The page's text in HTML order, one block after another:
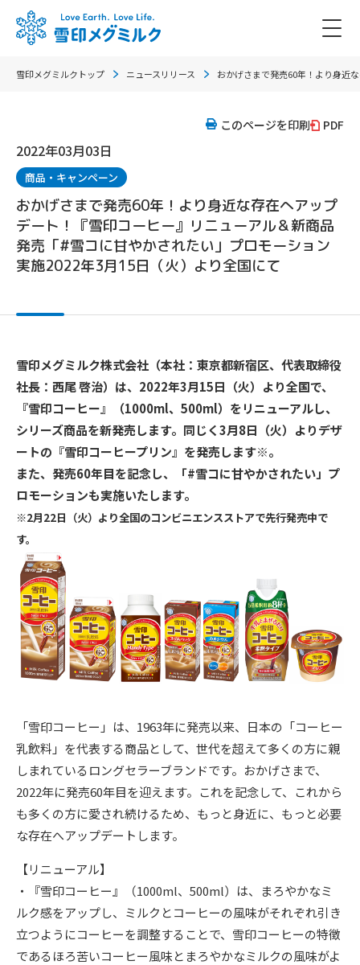
雪印メグミルクトップ ニュースリリース おかげさまで発売60年！より身近
このページを印刷 PDF
2022年03月03日
商品・キャンペーン
おかげさまで発売60年！より身近な存在へアップ
デート！『雪印コーヒー』リニューアル＆新商品
発売「#雪コに甘やかされたい」プロモーション
実施2022年3月15日（火）より全国にて
雪印メグミルク株式会社（本社：東京都新宿区、代表取締役
社長：西尾 啓治）は、2022年3月15日（火）より全国で、
『雪印コーヒー』（1000ml、500ml）をリニューアルし、
シリーズ商品を新発売します。同じく3月8日（火）よりデザ
ートの『雪印コーヒープリン』を発売します※。
また、発売60年目を記念し、「#雪コに甘やかされたい」プ
ロモーションも実施いたします。
※2月22日（火）より全国のコンビニエンスストアで先行発売中で
す。
「雪印コーヒー」は、1963年に発売以来、日本の「コーヒー
乳飲料」を代表する商品として、世代を超えて多くの方に親
しまれているロングセラーブランドです。おかげさまで、
2022年に発売60年目を迎えます。これを記念して、これから
も多くの方に愛され続けるため、もっと身近に、もっと必要
な存在へアップデートします。
【リニューアル】
・『雪印コーヒー』（1000ml、500ml）は、まろやかなミ
ルク感をアップし、ミルクとコーヒーの風味がそれぞれ引き
立つようにコーヒーを調整することで、雪印コーヒーの特徴
であるほろ苦いコーヒー風味とまろやかなミルクの風味がよ